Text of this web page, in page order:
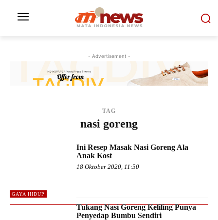
- Advertisement -
TAG
nasi goreng
GAYA HIDUP
Ini Resep Masak Nasi Goreng Ala
Anak Kost
18 Oktober 2020, 11:50
Tukang Nasi Goreng Keliling Punya
Penyedap Bumbu Sendiri